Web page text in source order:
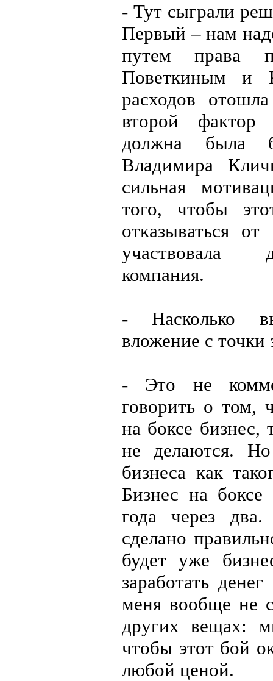
- Тут сыграли
Первый – нам
путем права
Поветкиным и
расходов
второй фактор
должна была
Владимира
сильная
того, чтобы
отказываться
участвовала
компания.
- Насколько
вложение с точки
- Это не
говорить о том,
на боксе бизнес,
не делаются.
бизнеса как
Бизнес на
года через
сделано
будет уже
заработать
меня вообще не
других вещах:
чтобы этот бой
любой ценой.